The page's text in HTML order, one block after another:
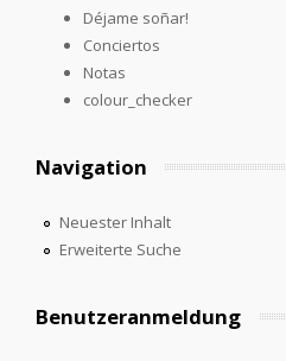
Déjame soñar!
Conciertos
Notas
colour_checker
Navigation
Neuester Inhalt
Erweiterte Suche
Benutzeranmeldung